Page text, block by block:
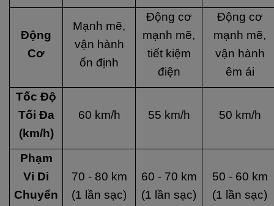
Động
Cơ
Mạnh mẽ,
vận hành
ổn định
Động cơ
mạnh mẽ,
tiết kiệm
điện
Động cơ
mạnh mẽ,
vận hành
êm ái
Tốc Độ
Tối Đa
(km/h)
60 km/h 55 km/h 50 km/h
Phạm
Vi Di
Chuyển
70 - 80 km
(1 lần sạc)
60 - 70 km
(1 lần sạc)
50 - 60 km
(1 lần sạc)